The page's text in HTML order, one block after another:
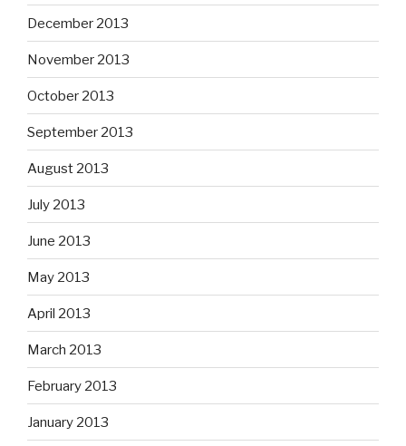
December 2013
November 2013
October 2013
September 2013
August 2013
July 2013
June 2013
May 2013
April 2013
March 2013
February 2013
January 2013